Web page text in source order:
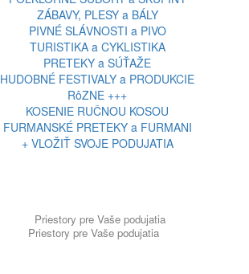
ZÁBAVY, PLESY a BÁLY
PIVNÉ SLÁVNOSTI a PIVO
TURISTIKA a CYKLISTIKA
PRETEKY a SÚŤAŽE
HUDOBNÉ FESTIVALY a PRODUKCIE
RôZNE +++
KOSENIE RUČNOU KOSOU
FURMANSKÉ PRETEKY a FURMANI
+ VLOŽIŤ SVOJE PODUJATIA
Priestory pre Vaše podujatia